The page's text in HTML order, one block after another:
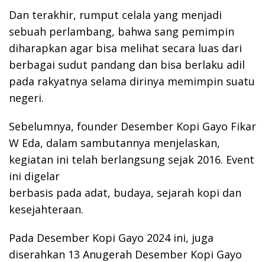
Dan terakhir, rumput celala yang menjadi
sebuah perlambang, bahwa sang pemimpin
diharapkan agar bisa melihat secara luas dari
berbagai sudut pandang dan bisa berlaku adil
pada rakyatnya selama dirinya memimpin suatu
negeri.
Sebelumnya, founder Desember Kopi Gayo Fikar
W Eda, dalam sambutannya menjelaskan,
kegiatan ini telah berlangsung sejak 2016. Event
ini digelar
berbasis pada adat, budaya, sejarah kopi dan
kesejahteraan.
Pada Desember Kopi Gayo 2024 ini, juga
diserahkan 13 Anugerah Desember Kopi Gayo